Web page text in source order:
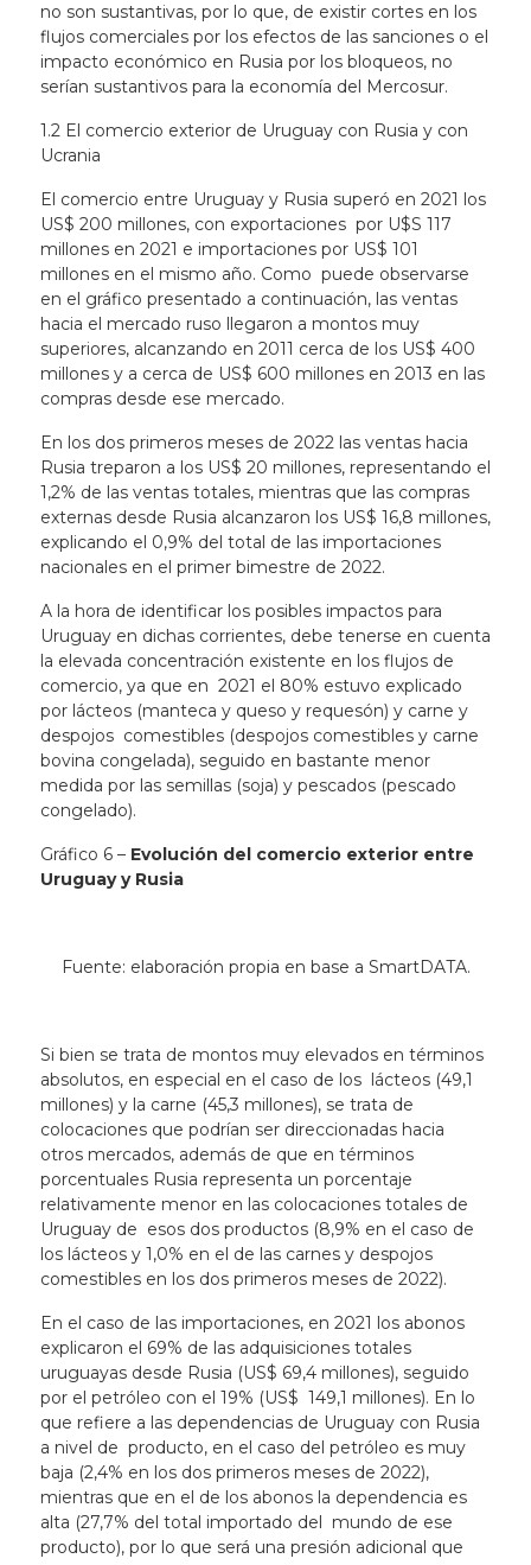
no son sustantivas, por lo que, de existir cortes en los
flujos comerciales por los efectos de las sanciones o el
impacto económico en Rusia por los bloqueos, no
serían sustantivos para la economía del Mercosur.
1.2 El comercio exterior de Uruguay con Rusia y con
Ucrania
El comercio entre Uruguay y Rusia superó en 2021 los
US$ 200 millones, con exportaciones por U$S 117
millones en 2021 e importaciones por US$ 101
millones en el mismo año. Como puede observarse
en el gráfico presentado a continuación, las ventas
hacia el mercado ruso llegaron a montos muy
superiores, alcanzando en 2011 cerca de los US$ 400
millones y a cerca de US$ 600 millones en 2013 en las
compras desde ese mercado.
En los dos primeros meses de 2022 las ventas hacia
Rusia treparon a los US$ 20 millones, representando el
1,2% de las ventas totales, mientras que las compras
externas desde Rusia alcanzaron los US$ 16,8 millones,
explicando el 0,9% del total de las importaciones
nacionales en el primer bimestre de 2022.
A la hora de identificar los posibles impactos para
Uruguay en dichas corrientes, debe tenerse en cuenta
la elevada concentración existente en los flujos de
comercio, ya que en 2021 el 80% estuvo explicado
por lácteos (manteca y queso y requesón) y carne y
despojos comestibles (despojos comestibles y carne
bovina congelada), seguido en bastante menor
medida por las semillas (soja) y pescados (pescado
congelado).
Gráfico 6 – Evolución del comercio exterior entre
Uruguay y Rusia
Fuente: elaboración propia en base a SmartDATA.
Si bien se trata de montos muy elevados en términos
absolutos, en especial en el caso de los lácteos (49,1
millones) y la carne (45,3 millones), se trata de
colocaciones que podrían ser direccionadas hacia
otros mercados, además de que en términos
porcentuales Rusia representa un porcentaje
relativamente menor en las colocaciones totales de
Uruguay de esos dos productos (8,9% en el caso de
los lácteos y 1,0% en el de las carnes y despojos
comestibles en los dos primeros meses de 2022).
En el caso de las importaciones, en 2021 los abonos
explicaron el 69% de las adquisiciones totales
uruguayas desde Rusia (US$ 69,4 millones), seguido
por el petróleo con el 19% (US$ 149,1 millones). En lo
que refiere a las dependencias de Uruguay con Rusia
a nivel de producto, en el caso del petróleo es muy
baja (2,4% en los dos primeros meses de 2022),
mientras que en el de los abonos la dependencia es
alta (27,7% del total importado del mundo de ese
producto), por lo que será una presión adicional que